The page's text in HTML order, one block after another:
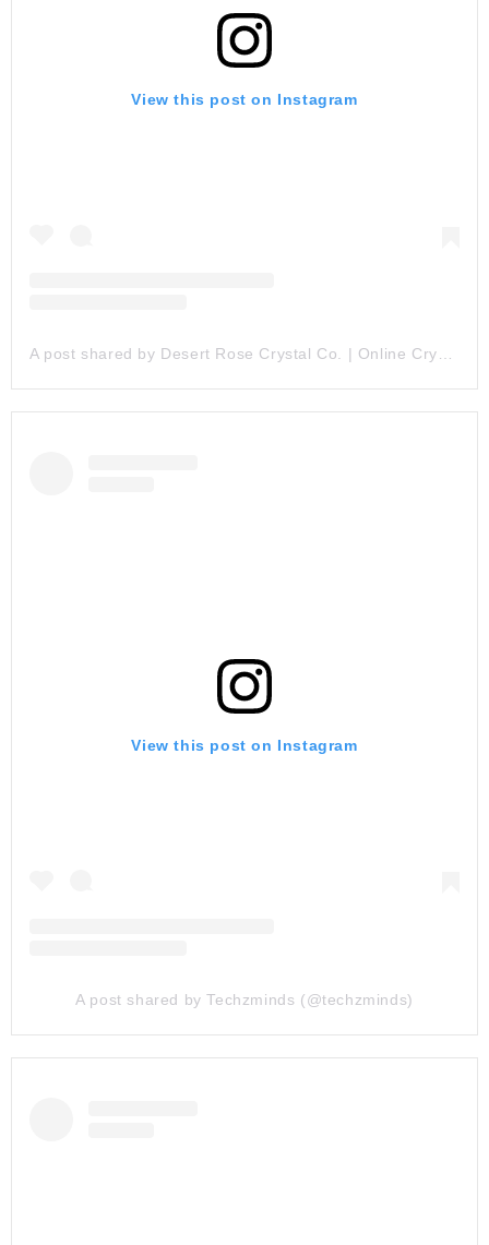
View this post on Instagram
A post shared by Desert Rose Crystal Co. | Online Crystal Shop (@desertrosecrystalco)
View this post on Instagram
A post shared by Techzminds (@techzminds)